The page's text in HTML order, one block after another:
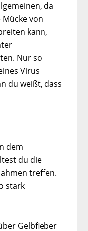
da
von
kann,
Nur so
Virus
du weißt, dass
dem
du die
treffen.
stark
Gelbfieber